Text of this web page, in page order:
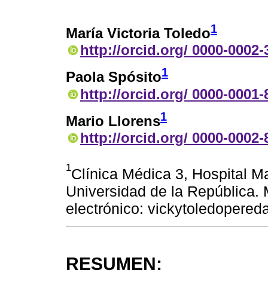
María Victoria Toledo1
http://orcid.org/ 0000-0002-
Paola Spósito1
http://orcid.org/ 0000-0001-
Mario Llorens1
http://orcid.org/ 0000-0002-
1Clínica Médica 3, Hospital
Universidad de la República.
electrónico:
RESUMEN: